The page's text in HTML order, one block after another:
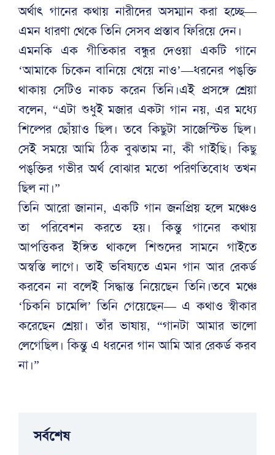
অর্থাৎ গানের কথায় নারীদের অসম্মান করা হচ্ছে—
এমন ধারণা থেকে তিনি সেসব প্রস্তাব ফিরিয়ে দেন।
এমনকি এক গীতিকার বন্ধুর দেওয়া একটি গানে
‘আমাকে চিকেন বানিয়ে খেয়ে নাও’—ধরনের পঙ্‌ক্তি
থাকায় সেটিও নাকচ করেন তিনি।এই প্রসঙ্গে শ্রেয়া
বলেন, “এটা শুধুই মজার একটা গান নয়, এর মধ্যে
শিল্পের ছোঁয়াও ছিল। তবে কিছুটা সাজেস্টিভ ছিল।
সেই সময়ে আমি ঠিক বুঝতাম না, কী গাইছি। কিছু
পঙ্‌ক্তির গভীর অর্থ বোঝার মতো পরিণতিবোধ তখন
ছিল না।”
তিনি আরো জানান, একটি গান জনপ্রিয় হলে মঞ্চেও
তা পরিবেশন করতে হয়। কিন্তু গানের কথায়
আপত্তিকর ইঙ্গিত থাকলে শিশুদের সামনে গাইতে
অস্বস্তি লাগে। তাই ভবিষ্যতে এমন গান আর রেকর্ড
করবেন না বলেই সিদ্ধান্ত নিয়েছেন তিনি।তবে মঞ্চে
‘চিকনি চামেলি’ তিনি গেয়েছেন— এ কথাও স্বীকার
করেছেন শ্রেয়া। তাঁর ভাষায়, “গানটা আমার ভালো
লেগেছিল। কিন্তু এ ধরনের গান আমি আর রেকর্ড করব
না।”
সর্বশেষ